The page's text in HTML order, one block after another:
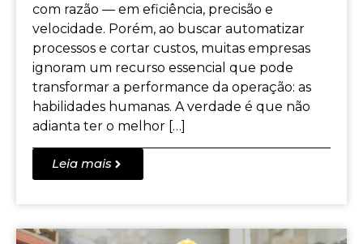
com razão — em eficiência, precisão e
velocidade. Porém, ao buscar automatizar
processos e cortar custos, muitas empresas
ignoram um recurso essencial que pode
transformar a performance da operação: as
habilidades humanas. A verdade é que não
adianta ter o melhor […]
Leia mais